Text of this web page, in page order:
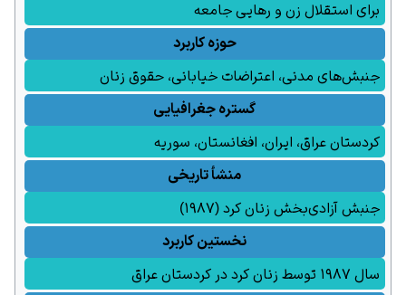
برای استقلال زن و رهایی جامعه
حوزه کاربرد
جنبش‌های مدنی، اعتراضات خیابانی،حقوق زنان
گستره جغرافیایی
کردستان عراق، ایران، افغانستان، سوریه
منشأ تاریخی
جنبش آزادی‌بخش زنان کرد (۱۹۸۷)
نخستین کاربرد
سال ۱۹۸۷ توسط زنان کرد در کردستان عراق